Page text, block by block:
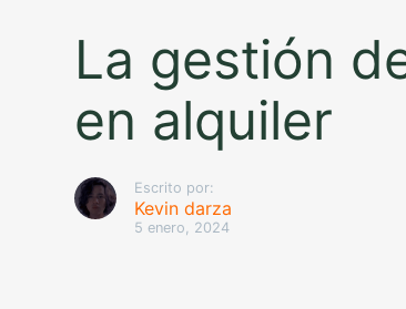
La gestión
en alquiler
Escrito por:
Kevin darza
5 enero, 2024